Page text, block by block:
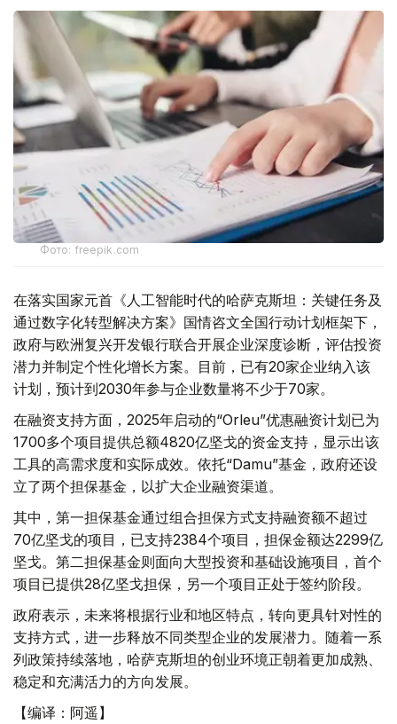
Фото: freepik.com
在落实国家元首《人工智能时代的哈萨克斯坦：关键任务及
通过数字化转型解决方案》国情咨文全国行动计划框架下，
政府与欧洲复兴开发银行联合开展企业深度诊断，评估投资
潜力并制定个性化增长方案。目前，已有20家企业纳入该
计划，预计到2030年参与企业数量将不少于70家。
在融资支持方面，2025年启动的“Orleu”优惠融资计划已为
1700多个项目提供总额4820亿坚戈的资金支持，显示出该
工具的高需求度和实际成效。依托“Damu”基金，政府还设
立了两个担保基金，以扩大企业融资渠道。
其中，第一担保基金通过组合担保方式支持融资额不超过
70亿坚戈的项目，已支持2384个项目，担保金额达2299亿
坚戈。第二担保基金则面向大型投资和基础设施项目，首个
项目已提供28亿坚戈担保，另一个项目正处于签约阶段。
政府表示，未来将根据行业和地区特点，转向更具针对性的
支持方式，进一步释放不同类型企业的发展潜力。随着一系
列政策持续落地，哈萨克斯坦的创业环境正朝着更加成熟、
稳定和充满活力的方向发展。
【编译：阿遥】